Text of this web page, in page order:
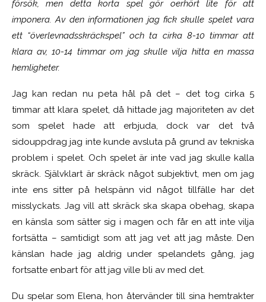
försök, men detta korta spel gör oerhört lite för att
imponera. Av den informationen jag fick skulle spelet vara
ett “överlevnadsskräckspel” och ta cirka 8-10 timmar att
klara av, 10-14 timmar om jag skulle vilja hitta en massa
hemligheter.
Jag kan redan nu peta hål på det – det tog cirka 5
timmar att klara spelet, då hittade jag majoriteten av det
som spelet hade att erbjuda, dock var det två
sidouppdrag jag inte kunde avsluta på grund av tekniska
problem i spelet. Och spelet är inte vad jag skulle kalla
skräck. Självklart är skräck något subjektivt, men om jag
inte ens sitter på helspänn vid något tillfälle har det
misslyckats. Jag vill att skräck ska skapa obehag, skapa
en känsla som sätter sig i magen och får en att inte vilja
fortsätta – samtidigt som att jag vet att jag måste. Den
känslan hade jag aldrig under spelandets gång, jag
fortsatte enbart för att jag ville bli av med det.
Du spelar som Elena, hon återvänder till sina hemtrakter